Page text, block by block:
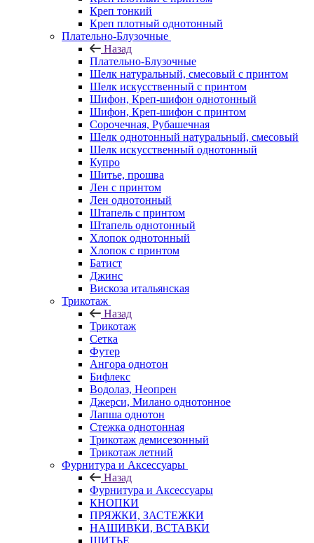
Креп тонкий
Креп плотный однотонный
Плательно-Блузочные
Назад
Плательно-Блузочные
Шелк натуральный, смесовый с принтом
Шелк искусственный с принтом
Шифон, Креп-шифон однотонный
Шифон, Креп-шифон с принтом
Сорочечная, Рубашечная
Шелк однотонный натуральный, смесовый
Шелк искусственный однотонный
Купро
Шитье, прошва
Лен с принтом
Лен однотонный
Штапель с принтом
Штапель однотонный
Хлопок однотонный
Хлопок с принтом
Батист
Джинс
Вискоза итальянская
Трикотаж
Назад
Трикотаж
Сетка
Футер
Ангора однотон
Бифлекс
Водолаз, Неопрен
Джерси, Милано однотонное
Лапша однотон
Стежка однотонная
Трикотаж демисезонный
Трикотаж летний
Фурнитура и Аксессуары
Назад
Фурнитура и Аксессуары
КНОПКИ
ПРЯЖКИ, ЗАСТЕЖКИ
НАШИВКИ, ВСТАВКИ
ШИТЬЕ